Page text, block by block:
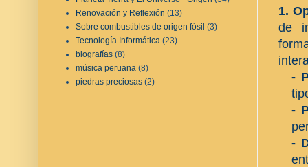
1.
de
-
-
-
Renovación y Reflexión (13)
Sobre combustibles de origen fósil (3)
Tecnología Informática (23)
biografías (8)
música peruana (8)
piedras preciosas (2)